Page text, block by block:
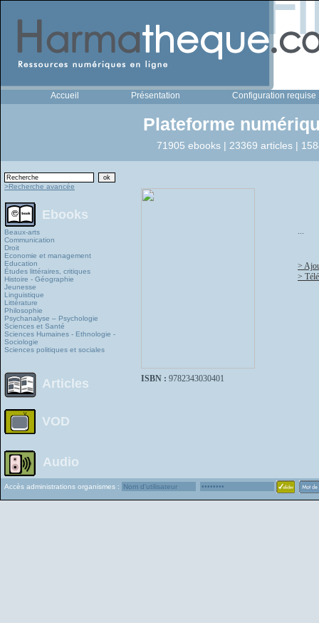
Accueil Présentation Configuration requise
Plateforme
71905 ebooks | 23369 articles |
>Recherche avancée
Ebooks
Beaux-arts
Communication
Droit
Economie et management
Education
Études littéraires, critiques
Histoire - Géographie
Jeunesse
Linguistique
Littérature
Philosophie
Psychanalyse – Psychologie
Sciences et Santé
Sciences Humaines - Ethnologie -
Sociologie
Sciences politiques et sociales
Articles
VOD
Audio
ISBN : 9782343030401
...
>
>
Accès administrations organismes :